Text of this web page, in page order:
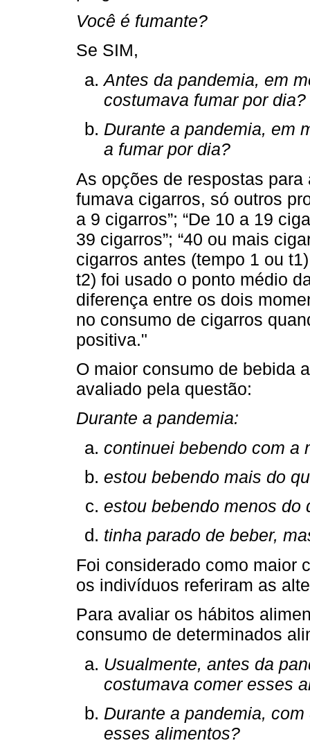
Você é fumante?
Se SIM,
Antes da pandemia, em
costumava fumar por dia?
Durante a pandemia, em
a fumar por dia?
As opções de respostas
fumava cigarros, só outros
a 9 cigarros”; “De 10 a 19
39 cigarros”; “40 ou mais
cigarros antes (tempo 1 ou
t2) foi usado o ponto médio
diferença entre os dois
no consumo de cigarros
positiva."
O maior consumo de bebida
avaliado pela questão:
Durante a pandemia:
continuei bebendo com a
estou bebendo mais do
estou bebendo menos do
tinha parado de beber,
Foi considerado como maior
os indivíduos referiram as
Para avaliar os hábitos
consumo de determinados
Usualmente, antes da
costumava comer esses
Durante a pandemia,
esses alimentos?